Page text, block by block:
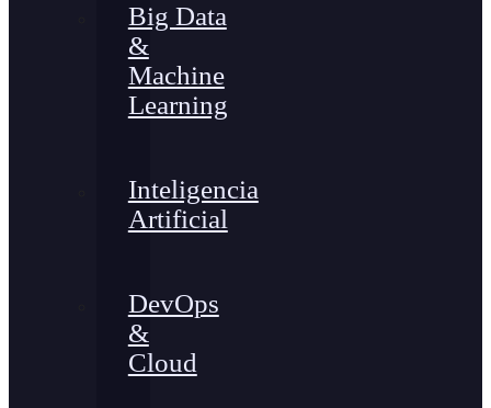
Big Data
&
Machine
Learning
Inteligencia
Artificial
DevOps
&
Cloud